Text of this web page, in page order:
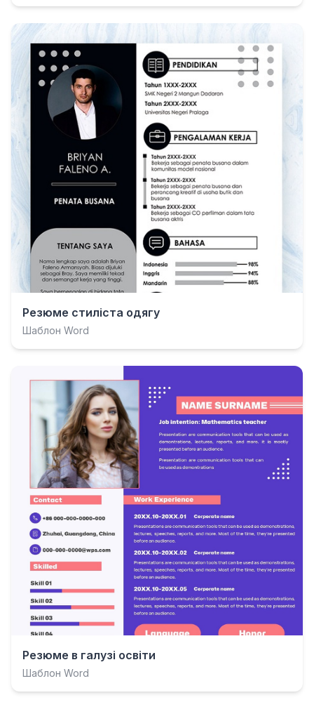
Резюме стиліста одягу
Шаблон Word
Резюме в галузі освіти
Шаблон Word